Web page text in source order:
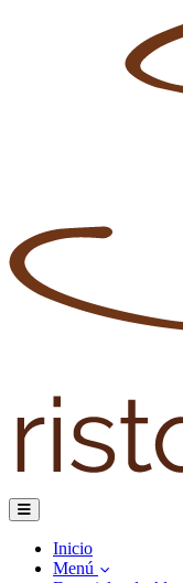
Inicio
Menú